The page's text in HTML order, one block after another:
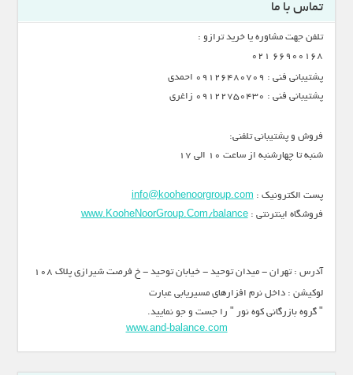
تماس با ما
تلفن جهت مشاوره یا خرید ترازو :
66900168 021
پشتیبانی فنی : 09126480709 احمدی
پشتیبانی فنی : 09122750430 زاغری
فروش و پشتیبانی تلفنی:
شنبه تا چهارشنبه از ساعت 10 الی 17
پست الکترونیک : info@koohenoorgroup.com
فروشگاه اینترنتی :www.KooheNoorGroup.Com/balance
آدرس : تهران - میدان توحید - خیابان توحید - خ فرصت شیرازی پلاک 108
لوکیشن : داخل نرم افزارهای مسیریابی عبارت
" گروه بازرگانی کوه نور " را جست و جو نمایید.
www.and-balance.com